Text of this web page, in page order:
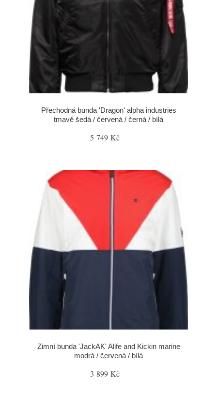
Přechodná bunda 'Dragon' alpha industries
tmavě šedá / červená / černá / bílá
5 749 Kč
Zimní bunda 'JackAK' Alife and Kickin marine
modrá / červená / bílá
3 899 Kč